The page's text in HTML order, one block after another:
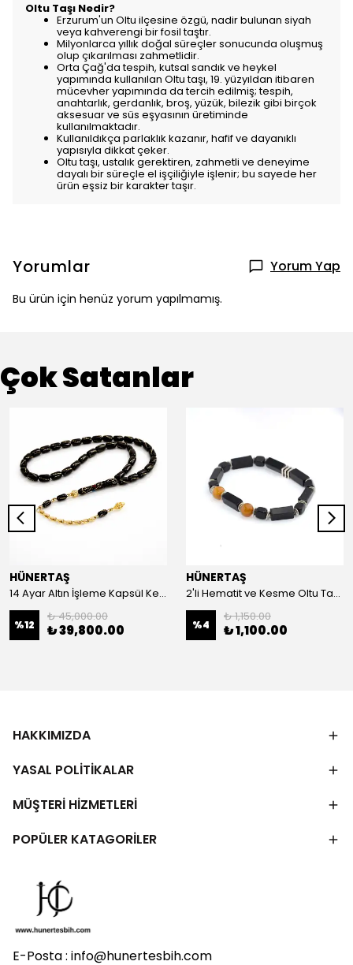
Oltu Taşı Nedir?
Erzurum'un Oltu ilçesine özgü, nadir bulunan siyah
veya kahverengi bir fosil taştır.
Milyonlarca yıllık doğal süreçler sonucunda oluşmuş
olup çıkarılması zahmetlidir.
Orta Çağ'da tespih, kutsal sandık ve heykel
yapımında kullanılan Oltu taşı, 19. yüzyıldan itibaren
mücevher yapımında da tercih edilmiş; tespih,
anahtarlık, gerdanlık, broş, yüzük, bilezik gibi birçok
aksesuar ve süs eşyasının üretiminde
kullanılmaktadır.
Kullanıldıkça parlaklık kazanır, hafif ve dayanıklı
yapısıyla dikkat çeker.
Oltu taşı, ustalık gerektiren, zahmetli ve deneyime
dayalı bir süreçle el işçiliğiyle işlenir; bu sayede her
ürün eşsiz bir karakter taşır.
Yorumlar Yorum Yap
Bu ürün için henüz yorum yapılmamış.
Çok Satanlar
HÜNERTAŞ
14 Ayar Altın İşleme Kapsül Kesim Oltu Taşı Tespih
%12
₺ 45,000.00
₺ 39,800.00
HÜNERTAŞ
2'li Hematit ve Kesme Oltu Taşı Bileklik
%4
₺ 1,150.00
₺ 1,100.00
HAKKIMIZDA
YASAL POLİTİKALAR
MÜŞTERİ HİZMETLERİ
POPÜLER KATAGORİLER
E-Posta : info@hunertesbih.com